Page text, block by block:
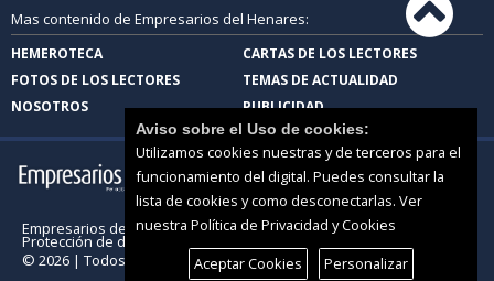
Mas contenido de Empresarios del Henares:
HEMEROTECA
CARTAS DE LOS LECTORES
FOTOS DE LOS LECTORES
TEMAS DE ACTUALIDAD
NOSOTROS
PUBLICIDAD
Empresarios del Henares |Términos de uso|
Protección de datos
© 2026 | Todos los derechos reservados
Aviso sobre el Uso de cookies:
Utilizamos cookies nuestras y de terceros para el
funcionamiento del digital. Puedes consultar la
lista de cookies y como desconectarlas. Ver
nuestra Política de Privacidad y Cookies
Aceptar Cookies
Personalizar